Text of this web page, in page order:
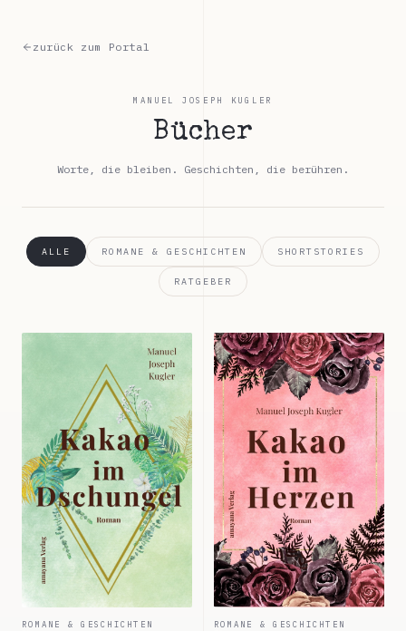
zurück zum Portal
MANUEL JOSEPH KUGLER
Bücher
Worte, die bleiben. Geschichten, die berühren.
ALLE ROMANE & GESCHICHTEN SHORTSTORIES
RATGEBER
ROMANE & GESCHICHTEN ROMANE & GESCHICHTEN